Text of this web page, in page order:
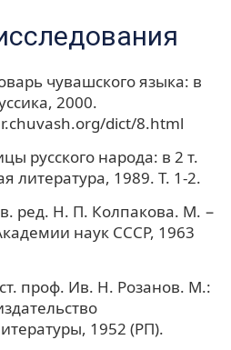
чувашского языка: в
2000.
dict/8.html
русского народа: в 2 т.
литература, 1989. Т. 1-2.
ред. Н. П. Колпакова. М. −
наук СССР, 1963
проф. Ив. Н. Розанов. М.:
1952 (РП).